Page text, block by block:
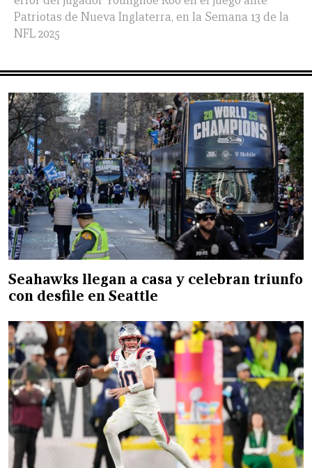
Patriotas de Nueva Inglaterra, en la Semana 13 de la
NFL 2025
Seahawks llegan a casa y celebran triunfo
con desfile en Seattle